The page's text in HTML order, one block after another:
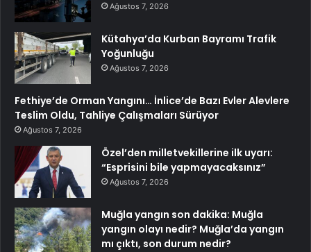
Ağustos 7, 2026
Kütahya’da Kurban Bayramı Trafik
Yoğunluğu
Ağustos 7, 2026
Fethiye’de Orman Yangını… İnlice’de Bazı Evler Alevlere
Teslim Oldu, Tahliye Çalışmaları Sürüyor
Ağustos 7, 2026
Özel’den milletvekillerine ilk uyarı:
“Esprisini bile yapmayacaksınız”
Ağustos 7, 2026
Muğla yangın son dakika: Muğla
yangın olayı nedir? Muğla’da yangın
mı çıktı, son durum nedir?